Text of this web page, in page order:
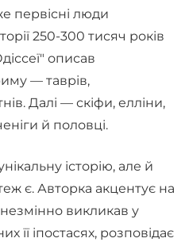
первісні люди
250-300 тисяч років
описав
— таврів,
Далі — скіфи, елліни,
й половці.
історію, але й
є. Авторка акцентує на
незмінно викликав у
її іпостасях, розповідає